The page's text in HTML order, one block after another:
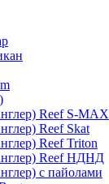
Reef S-MAX
Reef Skat
Reef Triton
Reef НДНД
с пайолами